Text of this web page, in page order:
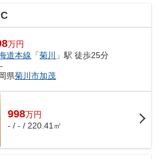
万円
道本線 「菊川 」駅 徒歩25分
県菊川市加茂
998万円
- / - / 220.41㎡